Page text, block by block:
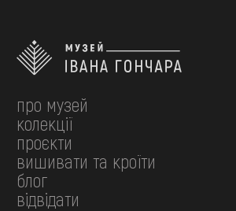
про музей
колекції
проєкти
вишивати та кроїти
блог
відвідати